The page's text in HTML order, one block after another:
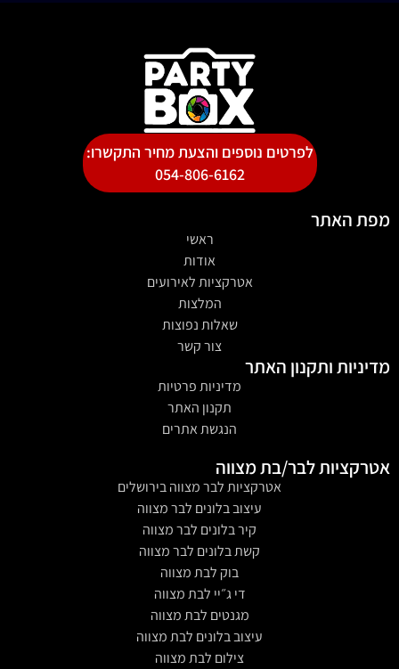
לפרטים נוספים והצעת מחיר התקשרו:
054-806-6162
מפת האתר
ראשי
אודות
אטרקציות לאירועים
המלצות
שאלות נפוצות
צור קשר
מדיניות ותקנון האתר
מדיניות פרטיות
תקנון האתר
הנגשת אתרים
אטרקציות לבר/בת מצווה
אטרקציות לבר מצווה בירושלים
עיצוב בלונים לבר מצווה
קיר בלונים לבר מצווה
קשת בלונים לבר מצווה
בוק לבת מצווה
די ג״יי לבת מצווה
מגנטים לבת מצווה
עיצוב בלונים לבת מצווה
צילום לבת מצווה